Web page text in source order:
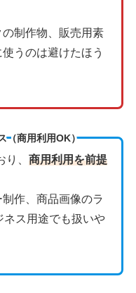
制作物、販売用素
うのは避けたほう
（商用利用OK）
り、商用利用を前提
作、商品画像のラ
ス用途でも扱いや